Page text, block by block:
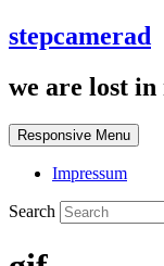
stepcamerad
we are lost in
Responsive Menu
Impressum
Search